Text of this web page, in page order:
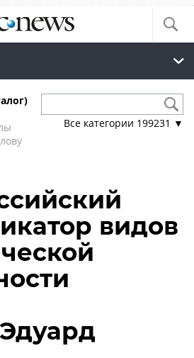
Все категории 199231 ▼
видов